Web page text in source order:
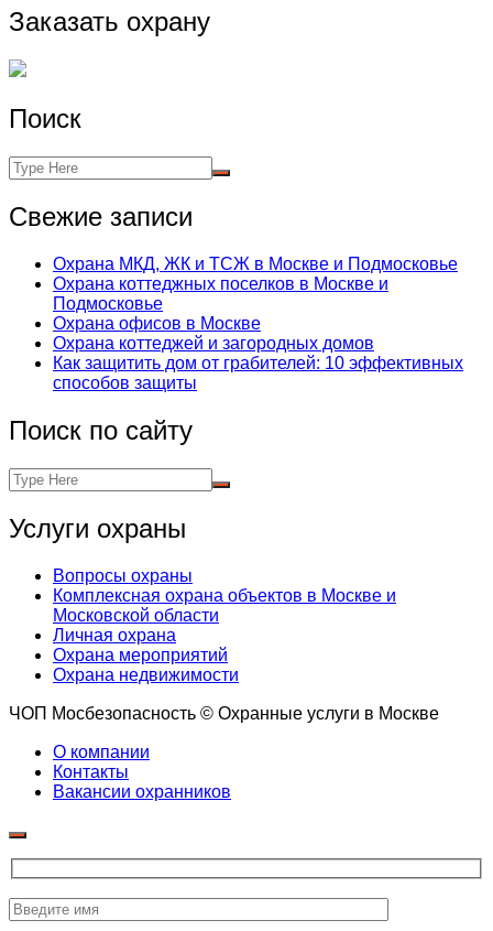
Заказать охрану
Поиск
Свежие записи
Охрана МКД, ЖК и ТСЖ в Москве и Подмосковье
Охрана коттеджных поселков в Москве и
Подмосковье
Охрана офисов в Москве
Охрана коттеджей и загородных домов
Как защитить дом от грабителей: 10 эффективных
способов защиты
Поиск по сайту
Услуги охраны
Вопросы охраны
Комплексная охрана объектов в Москве и
Московской области
Личная охрана
Охрана мероприятий
Охрана недвижимости
ЧОП Мосбезопасность © Охранные услуги в Москве
О компании
Контакты
Вакансии охранников